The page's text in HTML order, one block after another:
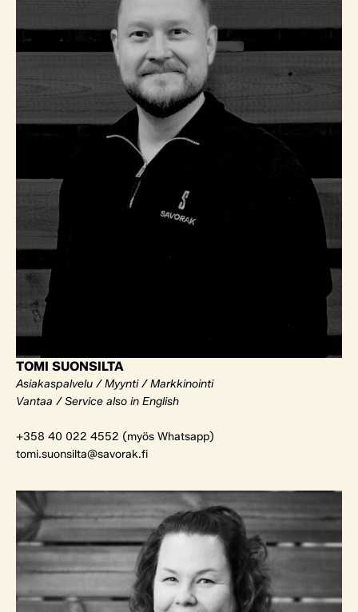
TOMI SUONSILTA
Asiakaspalvelu / Myynti / Markkinointi
Vantaa / Service also in English
+358 40 022 4552 (myös Whatsapp)
tomi.suonsilta@savorak.fi